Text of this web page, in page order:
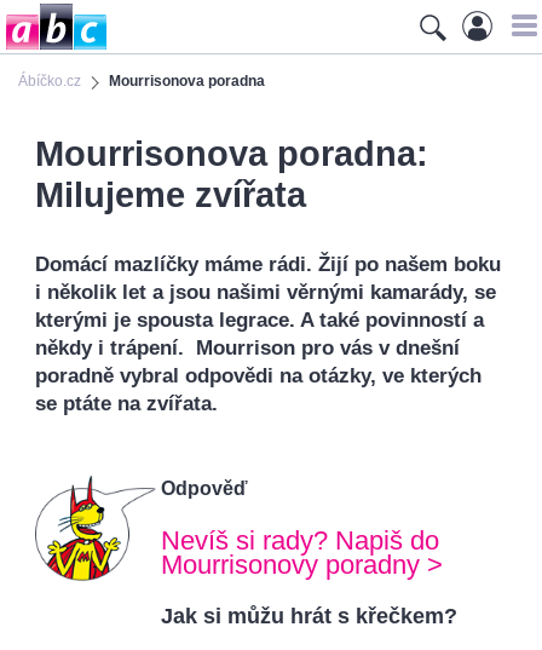
Ábíčko.cz Mourrisonova poradna
Mourrisonova poradna:
Milujeme zvířata
Domácí mazlíčky máme rádi. Žijí po našem boku
i několik let a jsou našimi věrnými kamarády, se
kterými je spousta legrace. A také povinností a
někdy i trápení. Mourrison pro vás v dnešní
poradně vybral odpovědi na otázky, ve kterých
se ptáte na zvířata.
Odpověď
Nevíš si rady? Napiš do
Mourrisonovy poradny >
Jak si můžu hrát s křečkem?